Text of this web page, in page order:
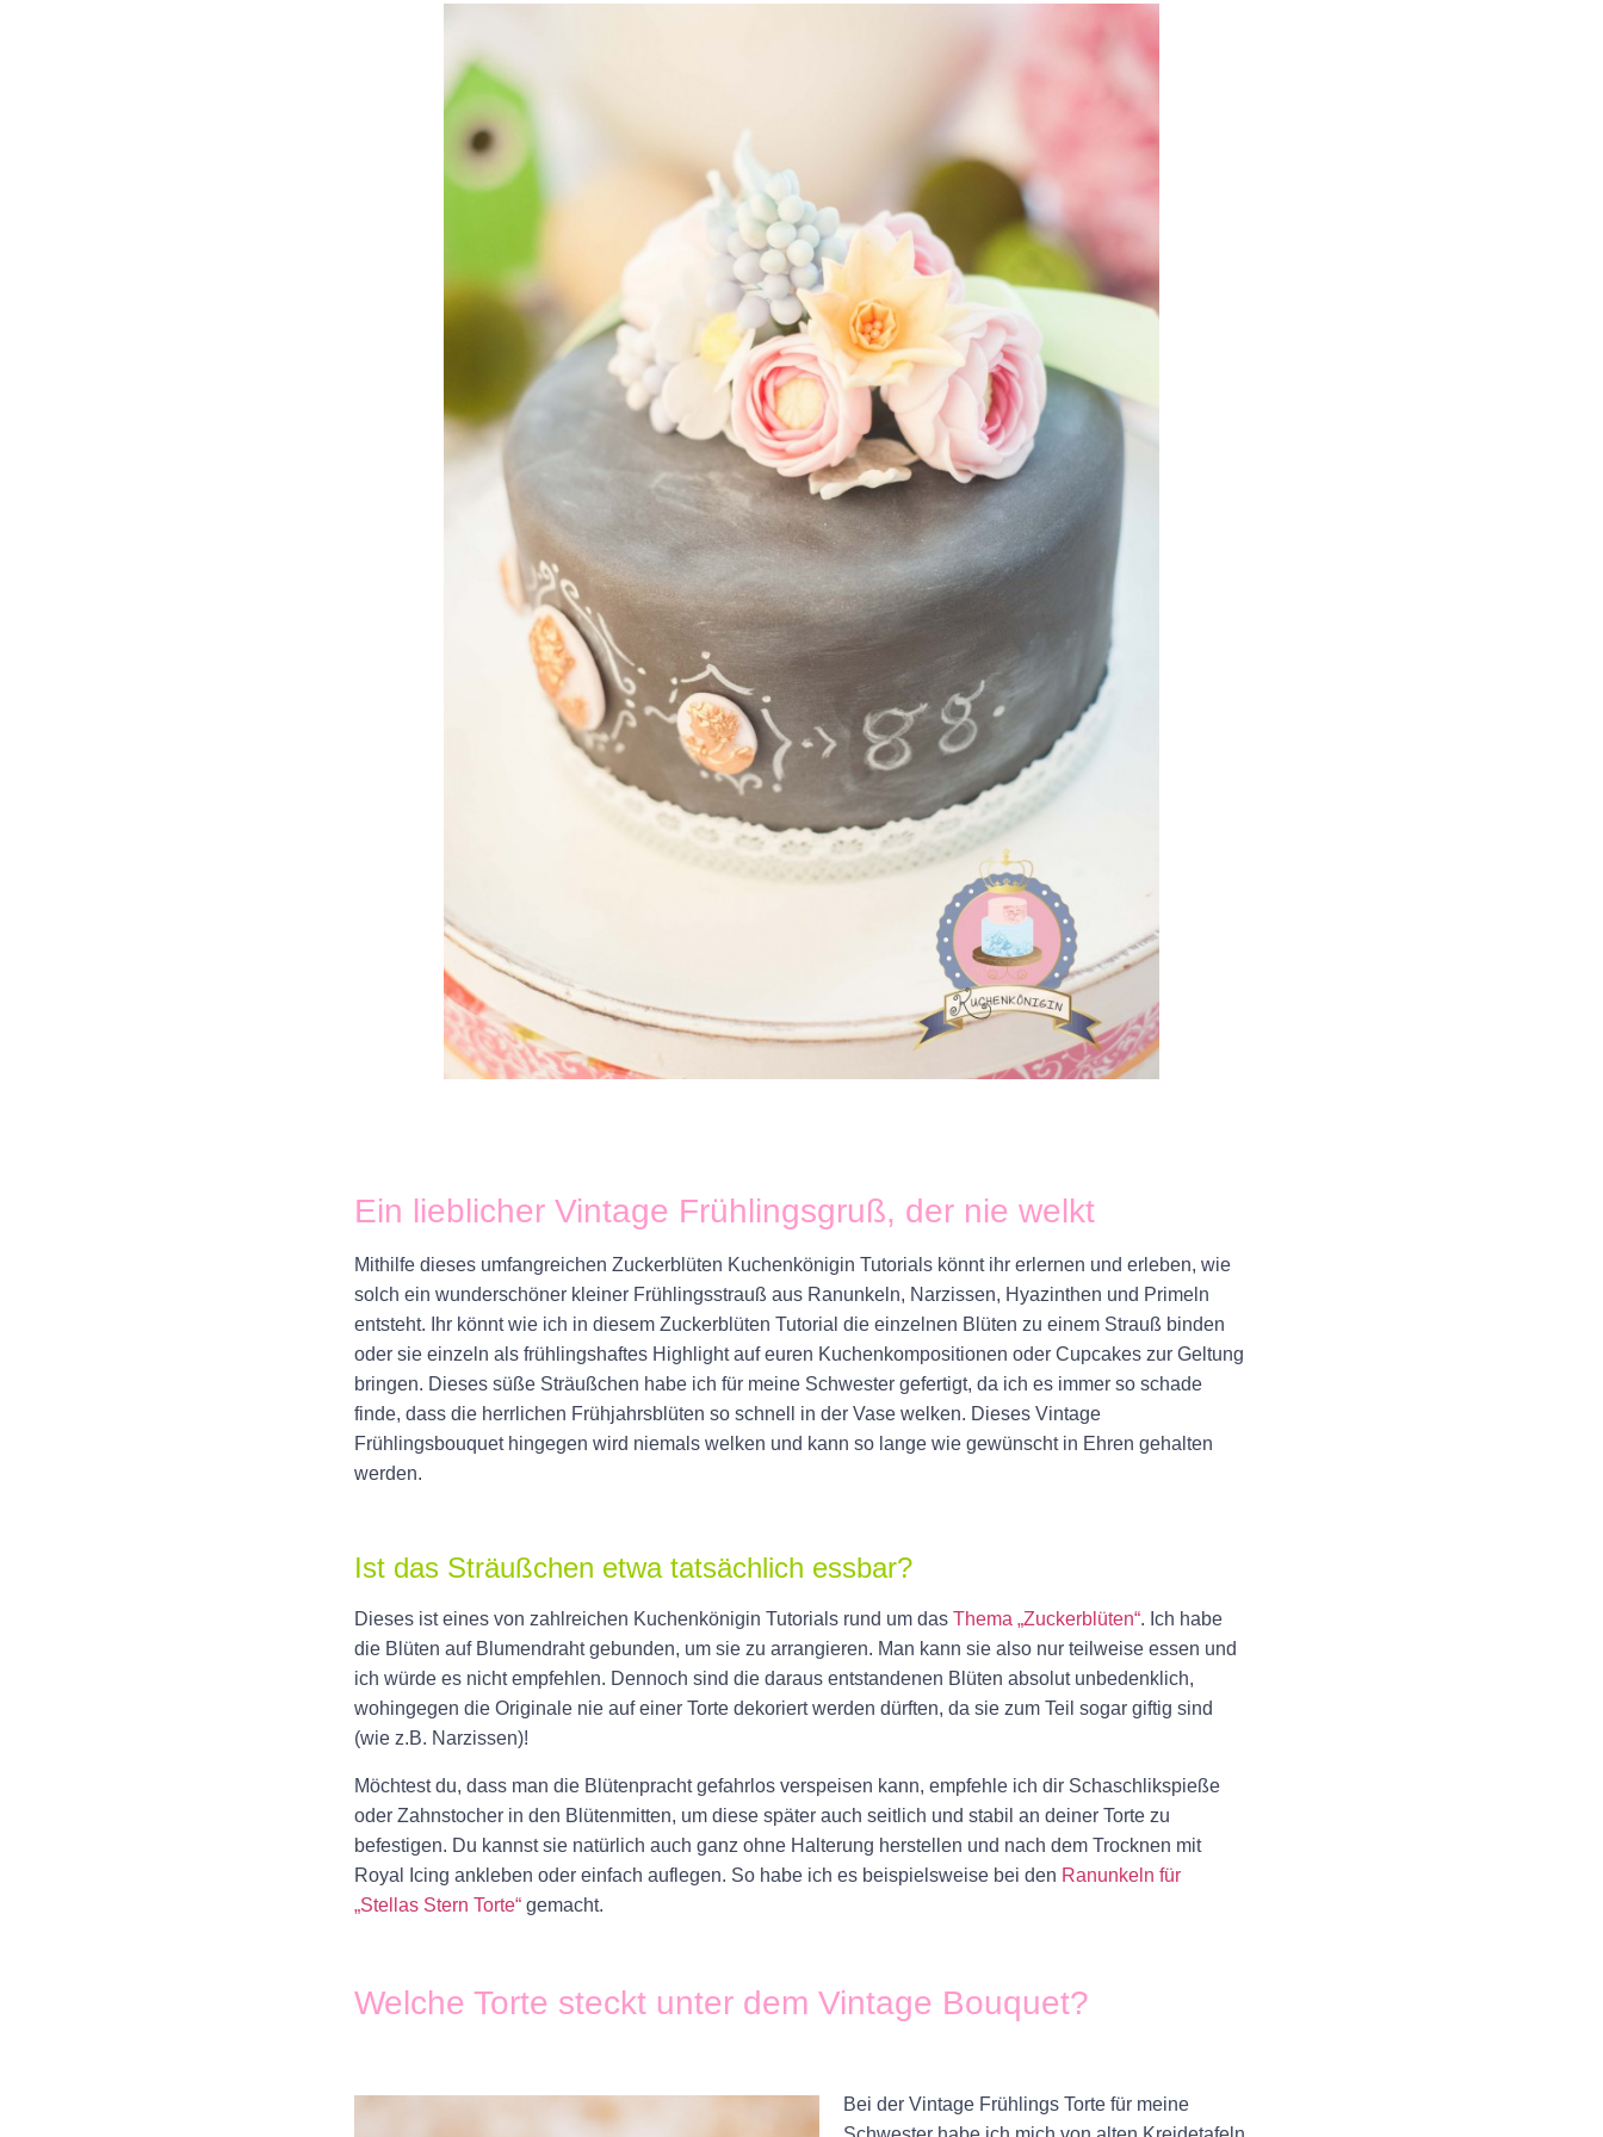
Ein lieblicher Vintage Frühlingsgruß, der nie welkt
Mithilfe dieses umfangreichen Zuckerblüten Kuchenkönigin Tutorials könnt ihr erlernen und erleben, wie
solch ein wunderschöner kleiner Frühlingsstrauß aus Ranunkeln, Narzissen, Hyazinthen und Primeln
entsteht. Ihr könnt wie ich in diesem Zuckerblüten Tutorial die einzelnen Blüten zu einem Strauß binden
oder sie einzeln als frühlingshaftes Highlight auf euren Kuchenkompositionen oder Cupcakes zur Geltung
bringen. Dieses süße Sträußchen habe ich für meine Schwester gefertigt, da ich es immer so schade
finde, dass die herrlichen Frühjahrsblüten so schnell in der Vase welken. Dieses Vintage
Frühlingsbouquethingegen wird niemals welken und kann so lange wie gewünscht in Ehren gehalten
werden.
Ist das Sträußchen etwa tatsächlich essbar?
Dieses ist eines von zahlreichen Kuchenkönigin Tutorials rund um das Thema „Zuckerblüten“. Ich habe
die Blüten auf Blumendraht gebunden, um sie zu arrangieren. Man kann sie also nur teilweise essen und
ich würde es nicht empfehlen. Dennoch sind die daraus entstandenen Blüten absolut unbedenklich,
wohingegen die Originale nie auf einer Torte dekoriert werden dürften, da sie zum Teil sogar giftig sind
(wie z.B. Narzissen)!
Möchtest du, dass man die Blütenpracht gefahrlos verspeisen kann, empfehle ich dir Schaschlikspieße
oder Zahnstocher in den Blütenmitten, um diese später auch seitlich und stabil an deiner Torte zu
befestigen. Du kannst sie natürlich auch ganz ohne Halterung herstellen und nach dem Trocknen mit
Royal Icing ankleben oder einfach auflegen. So habe ich es beispielsweise bei den Ranunkeln für
„Stellas Stern Torte“ gemacht.
Welche Torte steckt unter dem Vintage Bouquet?
Bei der Vintage Frühlings Torte für meine